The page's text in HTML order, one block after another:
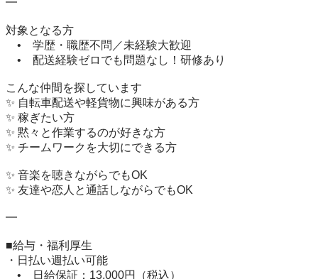
━
対象となる方
•　学歴・職歴不問／未経験大歓迎
•　配送経験ゼロでも問題なし！研修あり
こんな仲間を探しています
✨ 自転車配送や軽貨物に興味がある方
✨ 稼ぎたい方
✨ 黙々と作業するのが好きな方
✨ チームワークを大切にできる方
✨ 音楽を聴きながらでもOK
✨ 友達や恋人と通話しながらでもOK
━
■給与・福利厚生
・日払い週払い可能
•　日給保証：13,000円（税込）